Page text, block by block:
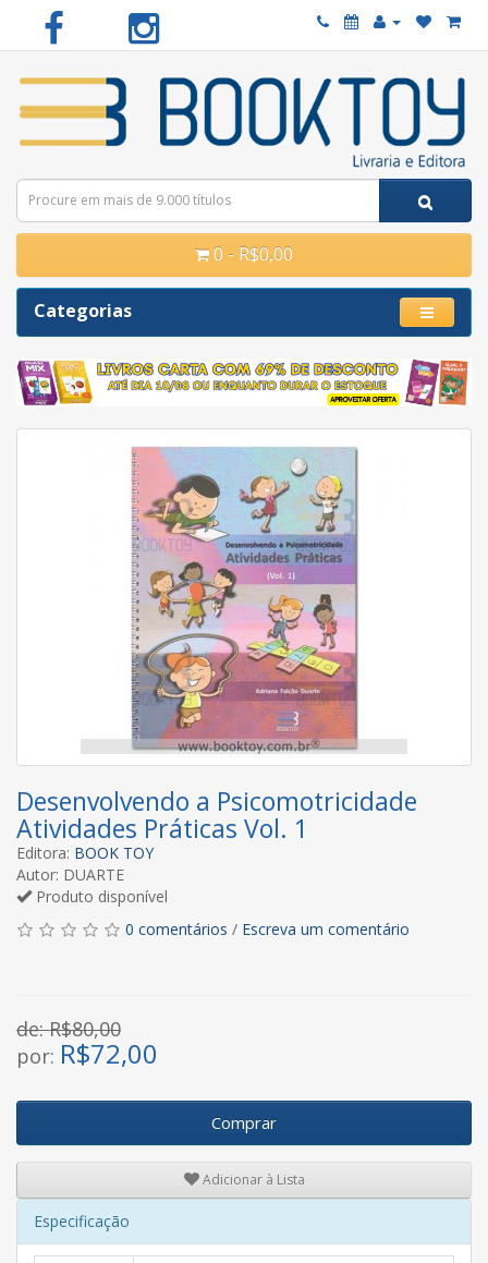
0 - R$0,00
Categorias
Desenvolvendo a Psicomotricidade
Atividades Práticas Vol. 1
Editora: BOOK TOY
Autor: DUARTE
Produto disponível
0 comentários / Escreva um comentário
de: R$80,00
por: R$72,00
Comprar
Adicionar à Lista
Especificação